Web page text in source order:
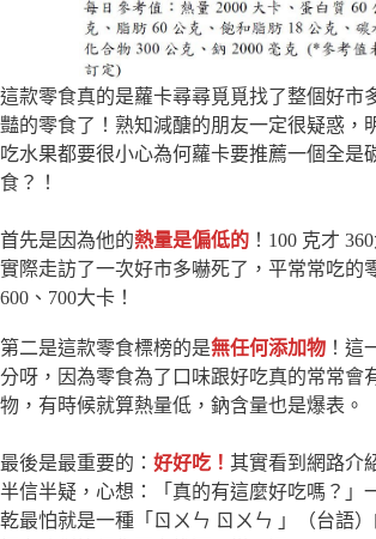
這款零食真的是蘿卡尋尋覓覓找了整個好市
豔的零食了！熟知減醣的朋友一定很疑惑，
吃水果都要很小心為何蘿卡要推薦一個全是
食？！
首先是因為他的熱量是偏低的 ！100 克才
實際走訪了一次好市多嚇死了，平常常吃的
600、700大卡！
第二是這款零食標榜的是無任何添加物 ！這
分呀，因為零食為了口味跟好吃真的常常會
物，有時候就算熱量低，鈉含量也是爆表。
最後是最重要的： 好好吃！ 其實看到網路介
半信半疑，心想：「真的有這麼好吃嗎？」
乾最怕就是一種「ㄖㄨㄣ ㄖㄨㄣ 」（台語